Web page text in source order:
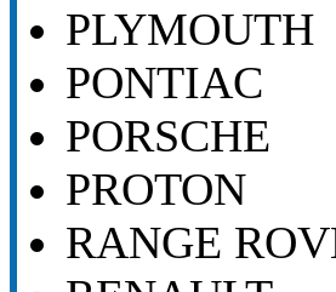
PLYMOUTH
PONTIAC
PORSCHE
PROTON
RANGE